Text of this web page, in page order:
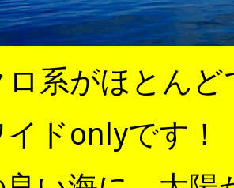
ロ系がほとんど
ドonlyです！